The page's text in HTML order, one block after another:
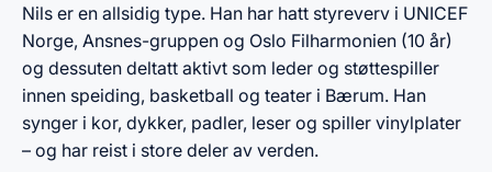
Nils er en allsidig type. Han har hatt styreverv i UNICEF
Norge, Ansnes-gruppen og Oslo Filharmonien (10 år)
og dessuten deltatt aktivt som leder og støttespiller
innen speiding, basketball og teater i Bærum. Han
synger i kor, dykker, padler, leser og spiller vinylplater
– og har reist i store deler av verden.